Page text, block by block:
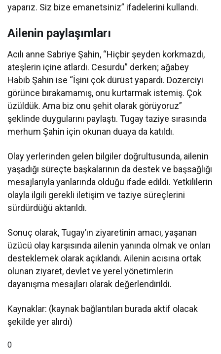
yaparız. Siz bize emanetsiniz” ifadelerini kullandı.
Ailenin paylaşımları
Acılı anne Sabriye Şahin, “Hiçbir şeyden korkmazdı,
ateşlerin içine atlardı. Cesurdu” derken; ağabey
Habib Şahin ise “İşini çok dürüst yapardı. Dozerciyi
görünce bırakamamış, onu kurtarmak istemiş. Çok
üzüldük. Ama biz onu şehit olarak görüyoruz”
şeklinde duygularını paylaştı. Tugay taziye sırasında
merhum Şahin için okunan duaya da katıldı.
Olay yerlerinden gelen bilgiler doğrultusunda, ailenin
yaşadığı süreçte başkalarının da destek ve başsağlığı
mesajlarıyla yanlarında olduğu ifade edildi. Yetkililerin
olayla ilgili gerekli iletişim ve taziye süreçlerini
sürdürdüğü aktarıldı.
Sonuç olarak, Tugay’ın ziyaretinin amacı, yaşanan
üzücü olay karşısında ailenin yanında olmak ve onları
desteklemek olarak açıklandı. Ailenin acısına ortak
olunan ziyaret, devlet ve yerel yönetimlerin
dayanışma mesajları olarak değerlendirildi.
Kaynaklar: (kaynak bağlantıları burada aktif olacak
şekilde yer alırdı)
0